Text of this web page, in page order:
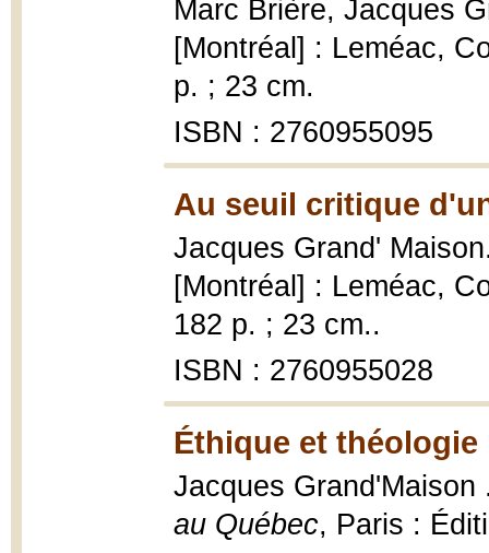
Marc Brière, Jacques
[Montréal] : Leméac,
p. ; 23 cm.
ISBN : 2760955095
Au seuil critique
Jacques Grand'
[Montréal] : Leméac,
182 p. ; 23 cm..
ISBN : 2760955028
Éthique et théologie
Jacques
au Québec, Paris :